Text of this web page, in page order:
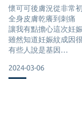
洗衣洗碗是老宮的事
自從換了
懷可可後膚況從非常
全身皮膚乾癢到刺痛
讓我有點擔心這次妊
雖然知道妊娠紋成因
有些人說是基因
2024-03-06